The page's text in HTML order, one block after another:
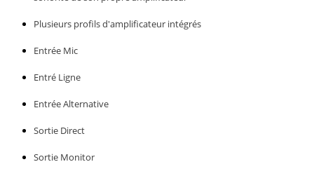
Plusieurs profils d'amplificateur intégrés
Entrée Mic
Entré Ligne
Entrée Alternative
Sortie Direct
Sortie Monitor